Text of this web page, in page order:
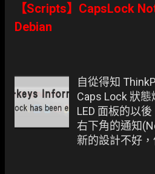
【Scripts】CapsLock
Debian
自從得知
Caps Lock 狀
LED 面板的以
右下角的通知
新的設計不好，